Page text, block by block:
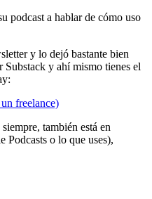
podcast a hablar de cómo uso
y lo dejó bastante bien
y ahí mismo tienes el
freelance)
también está en
Podcasts o lo que uses),